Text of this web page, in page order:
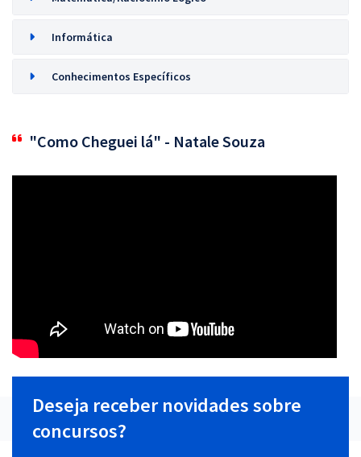
Informática
Conhecimentos Específicos
"Como Cheguei lá" - Natale Souza
Deseja receber novidades sobre
concursos?